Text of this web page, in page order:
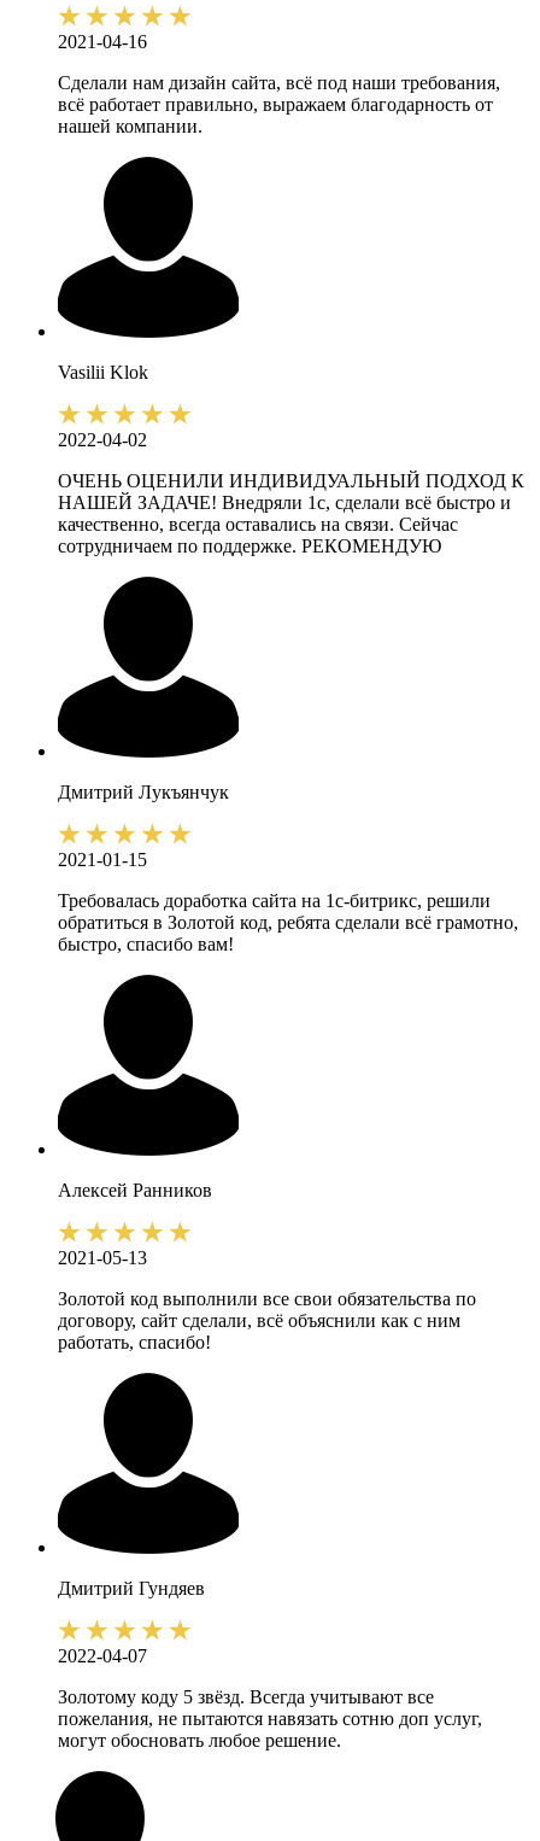
2021-04-16
Сделали нам дизайн сайта, всё под наши требования,
всё работает правильно, выражаем благодарность от
нашей компании.
Vasilii Klok
2022-04-02
ОЧЕНЬ ОЦЕНИЛИ ИНДИВИДУАЛЬНЫЙ ПОДХОД К
НАШЕЙ ЗАДАЧЕ! Внедряли 1с, сделали всё быстро и
качественно, всегда оставались на связи. Сейчас
сотрудничаем по поддержке. РЕКОМЕНДУЮ
Дмитрий Лукъянчук
2021-01-15
Требовалась доработка сайта на 1с-битрикс, решили
обратиться в Золотой код, ребята сделали всё грамотно,
быстро, спасибо вам!
Алексей Ранников
2021-05-13
Золотой код выполнили все свои обязательства по
договору, сайт сделали, всё объяснили как с ним
работать, спасибо!
Дмитрий Гундяев
2022-04-07
Золотому коду 5 звёзд. Всегда учитывают все
пожелания, не пытаются навязать сотню доп услуг,
могут обосновать любое решение.